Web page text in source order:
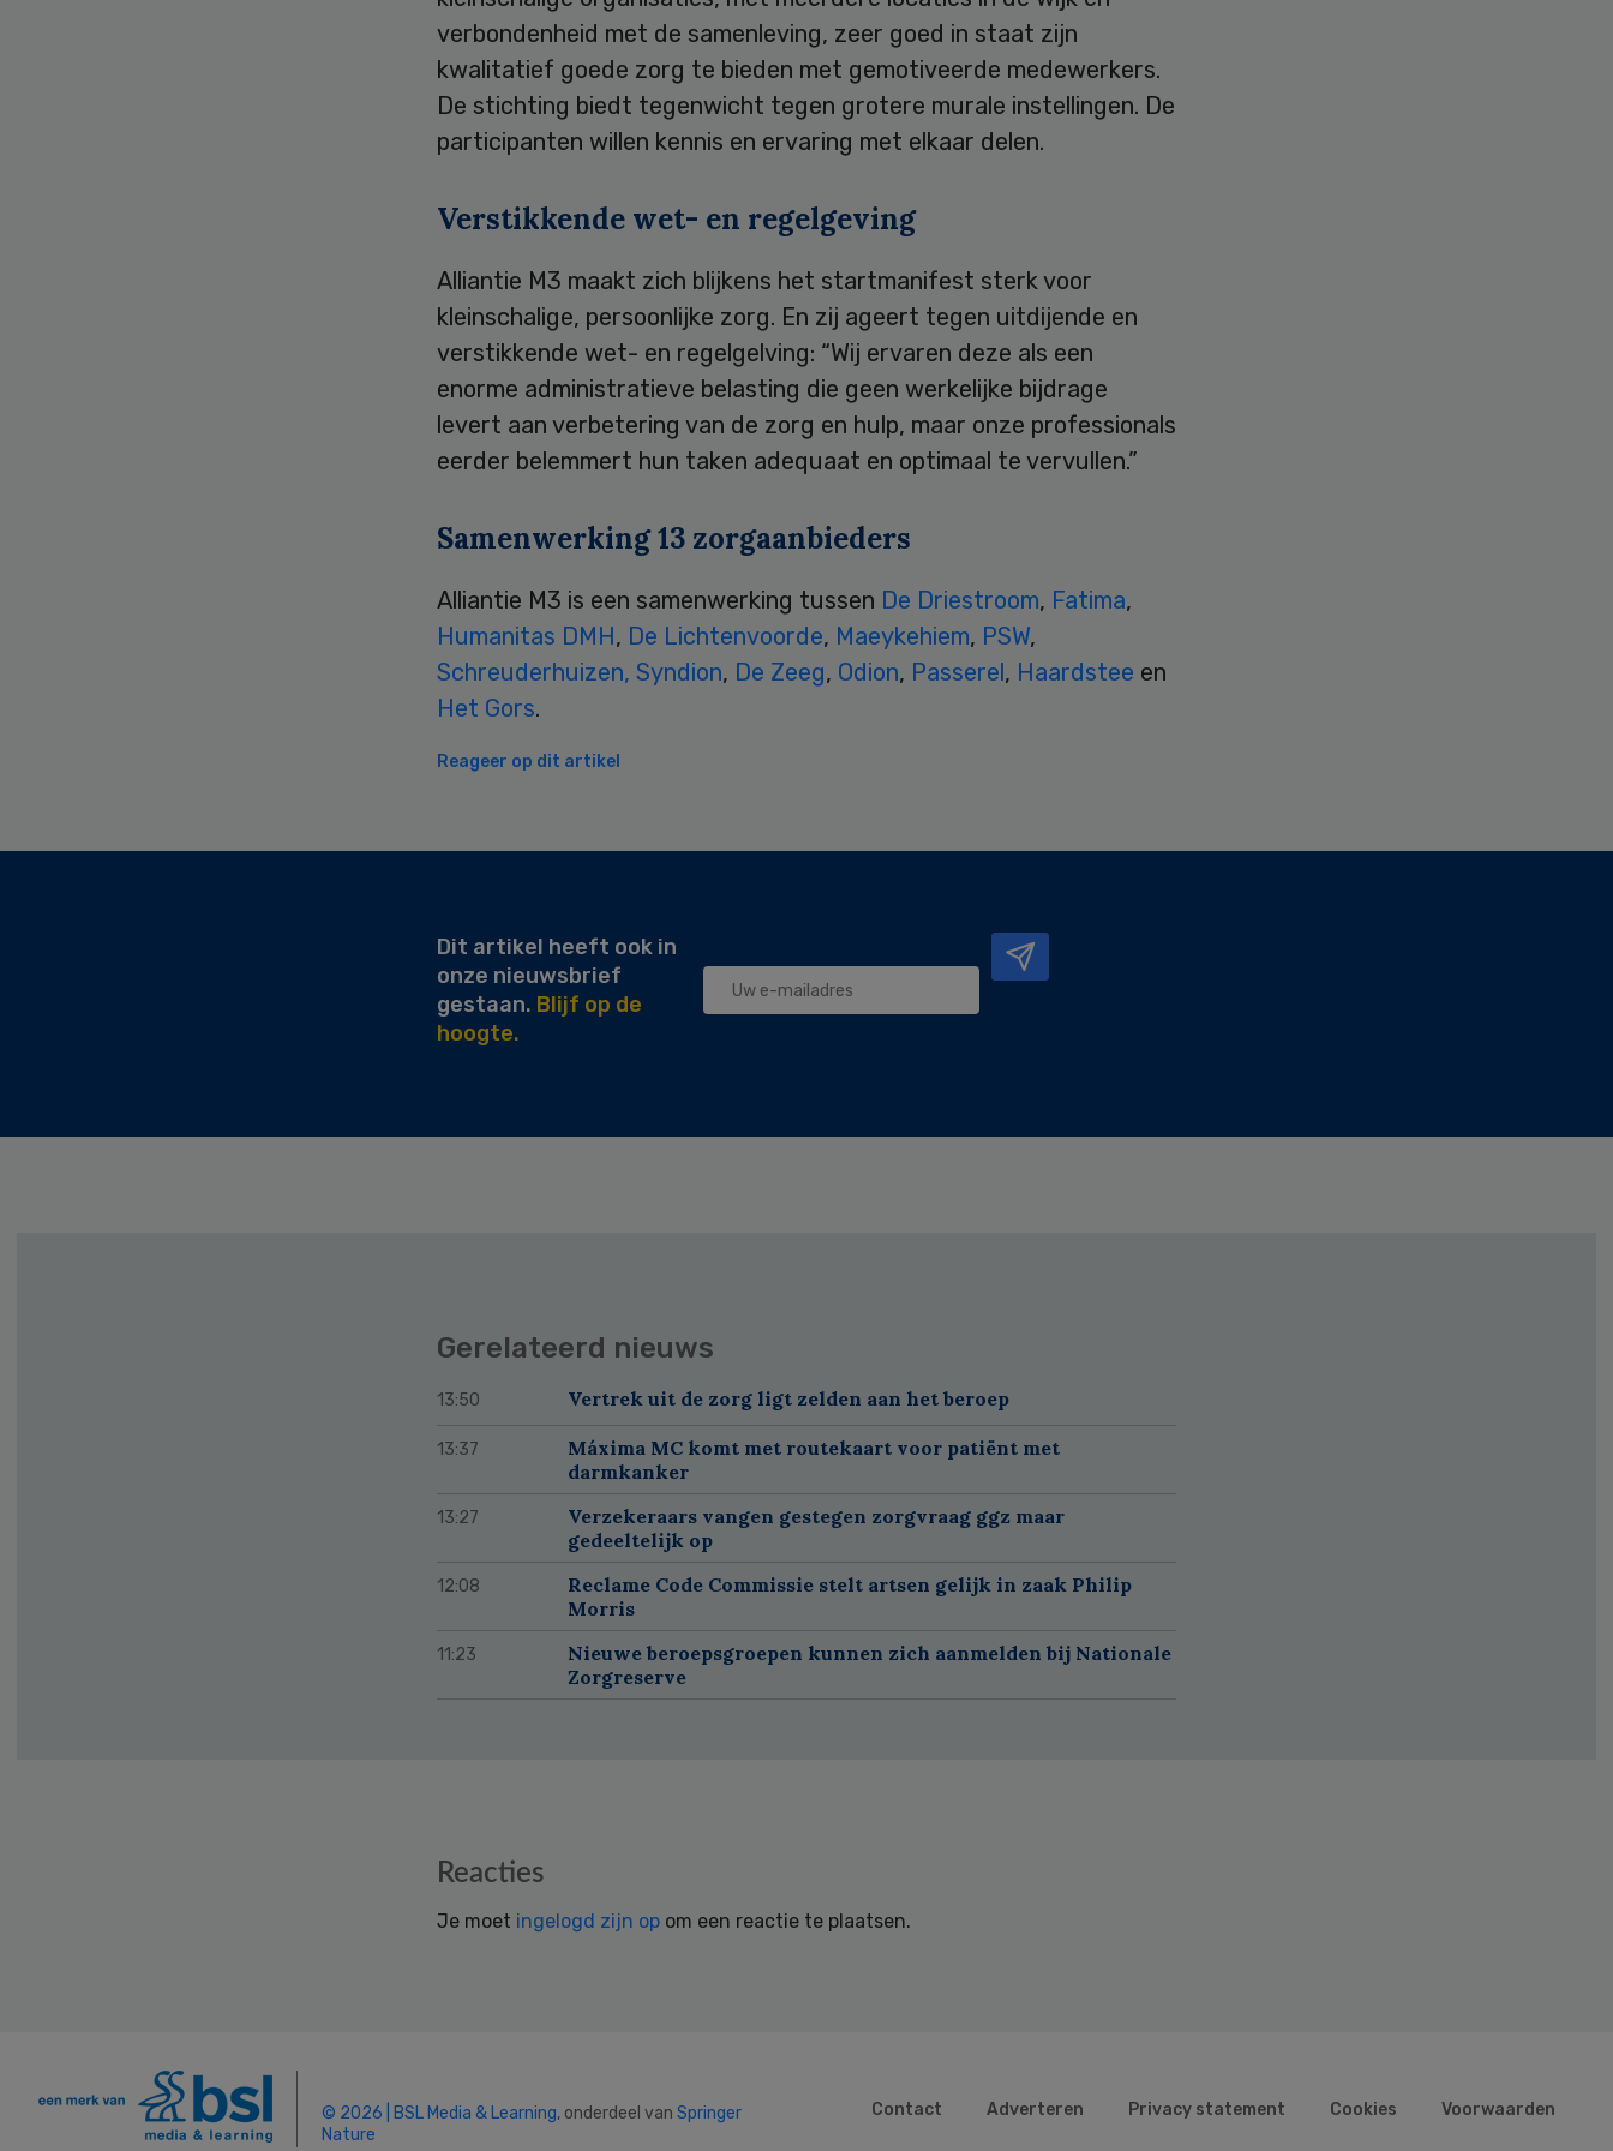
verbondenheid met de samenleving, zeer goed in staat zijn
kwalitatief goede zorg te bieden met gemotiveerde medewerkers.
De stichting biedt tegenwicht tegen grotere murale instellingen. De
participanten willen kennis en ervaring met elkaar delen.
Verstikkende wet- en regelgeving
Alliantie M3 maakt zich blijkens het startmanifest sterk voor
kleinschalige, persoonlijke zorg. En zij ageert tegen uitdijende en
verstikkende wet- en regelgelving: “Wij ervaren deze als een
enorme administratieve belasting die geen werkelijke bijdrage
levert aan verbetering van de zorg en hulp, maar onze professionals
eerder belemmert hun taken adequaat en optimaal te vervullen.”
Samenwerking 13 zorgaanbieders
Alliantie M3 is een samenwerking tussen De Driestroom, Fatima,
Humanitas DMH, De Lichtenvoorde, Maeykehiem, PSW,
Schreuderhuizen, Syndion, De Zeeg, Odion, Passerel, Haardstee en
Het Gors.
Reageer op dit artikel
Secondary
Dit artikel heeft ook in
onze nieuwsbrief
gestaan. Blijf op de
hoogte.
Gerelateerd nieuws
13:50 Vertrek uit de zorg ligt zelden aan het beroep
13:37
Máxima MC komt met routekaart voor patiënt met
darmkanker
13:27
Verzekeraars vangen gestegen zorgvraag ggz maar
gedeeltelijk op
12:08
Reclame Code Commissie stelt artsen gelijk in zaak Philip
Morris
11:23
Nieuwe beroepsgroepen kunnen zich aanmelden bij Nationale
Zorgreserve
Reacties
Je moet ingelogd zijn op om een reactie te plaatsen.
© 2026 | BSL Media & Learning, onderdeel van Springer
Nature
Contact Adverteren Privacy statement Cookies Voorwaarden